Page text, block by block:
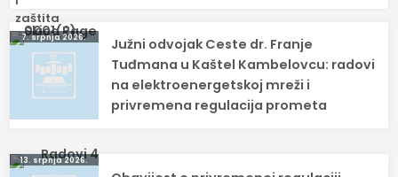
Navigacija
objava
7. srpnja 2026.
Južni odvojak Ceste dr. Franje
Tuđmana u Kaštel Kambelovcu: radovi
na elektroenergetskoj mreži i
privremena regulacija prometa
13. srpnja 2026.